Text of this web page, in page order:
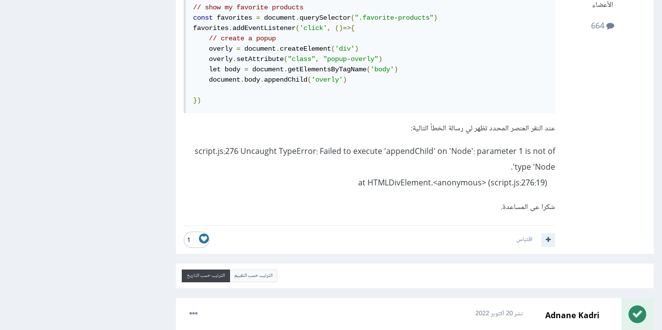
الأعضاء
664
// show my favorite products
const favorites = document . querySelector( ".favorite-products")
favorites. addEventListener( 'click' ,
()=>{
// create a popup
    overly
= document . createElement( 'div' )
    overly
. setAttribute( "class", "popup-overly")
    let body
= document . getElementsByTagName( 'body' )
    document
. body. appendChild ( 'overly' )
})
عند النقر العنصر المحدد تظهر لي رسالة الخطأ التالية:
script.js:276 Uncaught TypeError: Failed to execute 'appendChild' on 'Node': parameter 1 is not of
type 'Node'.
شكرا عى المساعدة.
1 اقتباس
الترتيب حسب التقييم الترتيب حسب التاريخ
Adnane Kadri نشر20 أكتوبر 2022